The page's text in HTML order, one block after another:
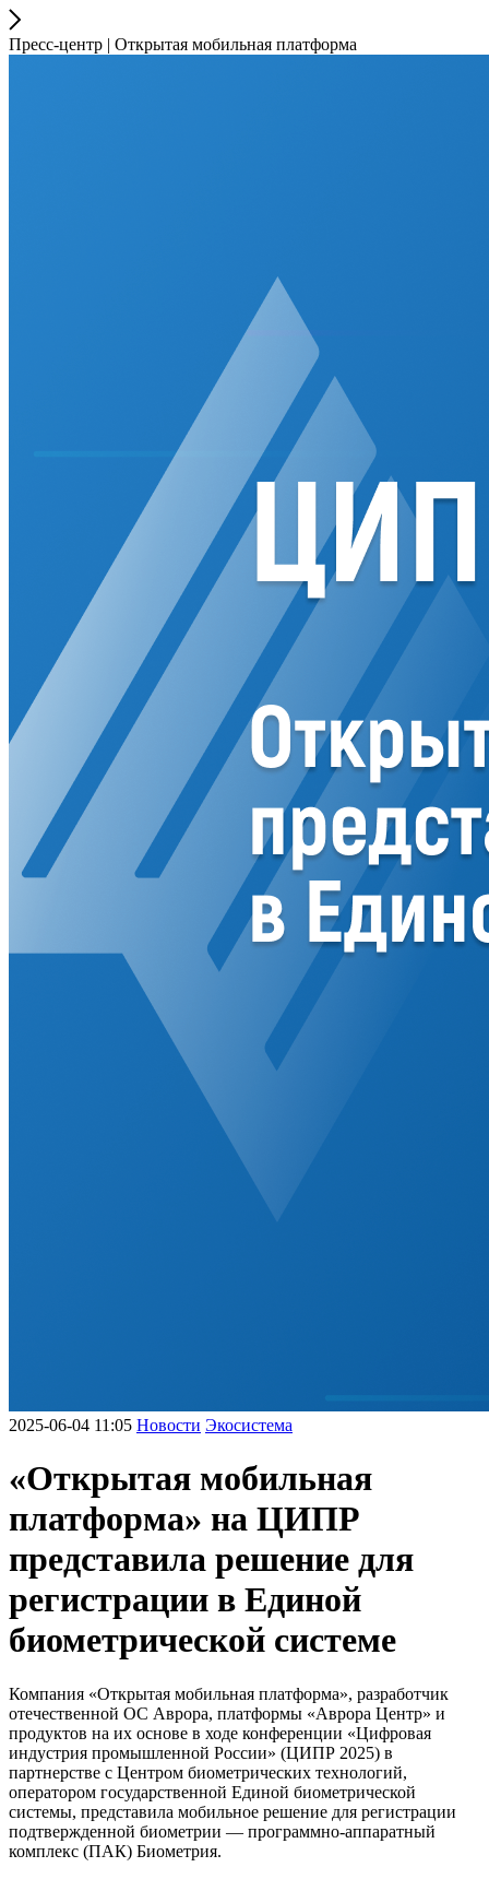
Пресс-центр | Открытая мобильная платформа
2025-06-04 11:05 Новости Экосистема
«Открытая мобильная
платформа» на ЦИПР
представила решение для
регистрации в Единой
биометрической системе
Компания «Открытая мобильная платформа», разработчик
отечественной ОС Аврора, платформы «Аврора Центр» и
продуктов на их основе в ходе конференции «Цифровая
индустрия промышленной России» (ЦИПР 2025) в
партнерстве с Центром биометрических технологий,
оператором государственной Единой биометрической
системы, представила мобильное решение для регистрации
подтвержденной биометрии — программно-аппаратный
комплекс (ПАК) Биометрия.